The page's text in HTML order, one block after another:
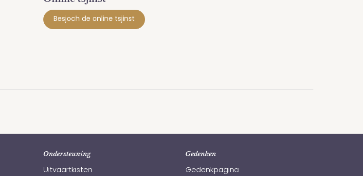
Besjoch de online tsjinst
Ondersteuning
Uitvaartkisten
Gedenken
Gedenkpagina